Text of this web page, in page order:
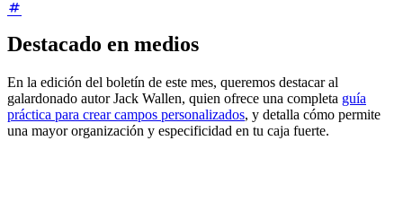
Destacado en medios
En la edición del boletín de este mes, queremos destacar al
galardonado autor Jack Wallen, quien ofrece una completa guía
práctica para crear campos personalizados, y detalla cómo permite
una mayor organización y especificidad en tu caja fuerte.